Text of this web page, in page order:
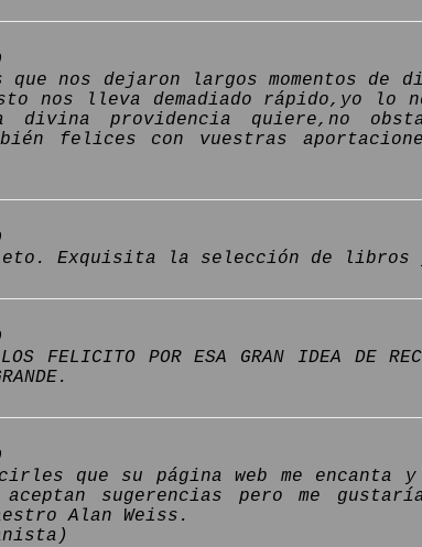
nos dejaron largos momentos de
nos lleva demadiado rápido,yo lo
providencia quiere,no
felices con vuestras
Exquisita la selección de libros
FELICITO POR ESA GRAN IDEA DE
que su página web me encanta y
sugerencias pero me
Alan Weiss.